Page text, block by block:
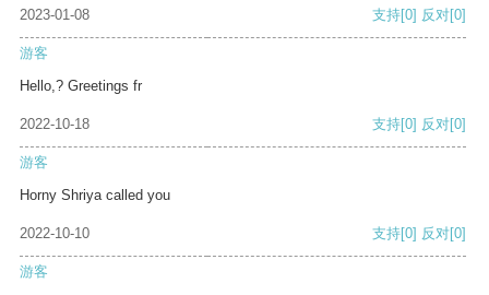
2023-01-08 支持[0] 反对[0]
游客
Hello,? Greetings fr
2022-10-18 支持[0] 反对[0]
游客
Horny Shriya called you
2022-10-10 支持[0] 反对[0]
游客